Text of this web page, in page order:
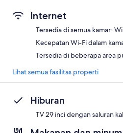
Internet
Tersedia di semua kamar:
Kecepatan Wi-Fi dalam
Tersedia di beberapa area
Lihat semua fasilitas properti
Hiburan
TV 29 inci dengan saluran